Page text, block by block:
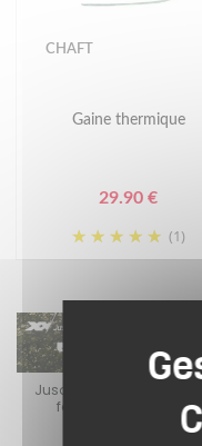
CHAFT
Gaine thermique
29.90 €
(1)
Jusqu’au 24 août
faire le plein de